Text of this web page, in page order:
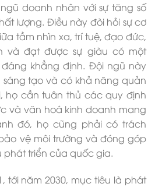
doanh nhân với sự tăng số
lượng. Điều này đòi hỏi sự cơ
tầm nhìn xa, trí tuệ, đạo đức,
và đạt được sự giàu có một
khẳng định. Đội ngũ này
tạo và có khả năng quản
họ cần tuân thủ các quy định
và văn hoá kinh doanh mang
đó, họ cũng phải có trách
vệ môi trường và đóng góp
triển của quốc gia.
tới năm 2030, mục tiêu là phát